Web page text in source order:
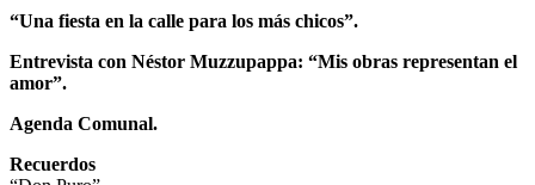
“Una fiesta en la calle para los más chicos”.
Entrevista con Néstor Muzzupappa: “Mis obras representan el
amor”.
Agenda Comunal.
Recuerdos